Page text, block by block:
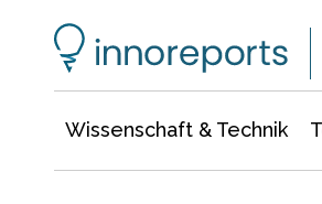
Wissenschaft & Technik